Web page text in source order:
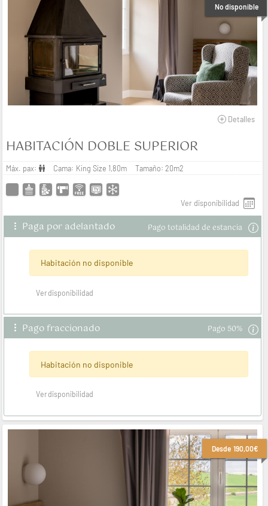
No disponible
Detalles
HABITACIÓN DOBLE SUPERIOR
Máx. pax: Cama: King Size 1,80m Tamaño: 20m2
ver disponibilidad
Paga por adelantado Pago totalidad de estancia
Habitación no disponible
ver disponibilidad
Pago fraccionado Pago 50%
Habitación no disponible
ver disponibilidad
Desde 190,00€